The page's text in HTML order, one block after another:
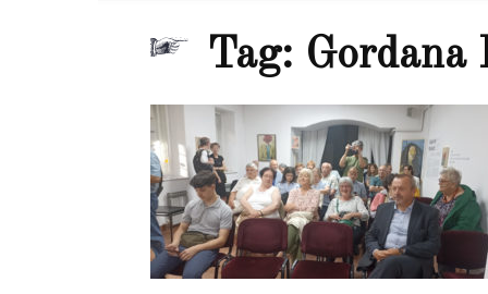
Tag: Gordana